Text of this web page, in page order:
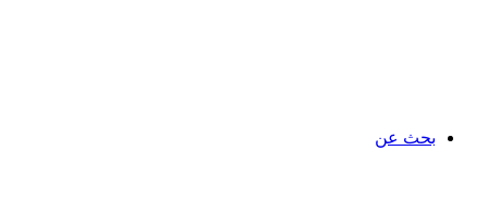
بحث عن